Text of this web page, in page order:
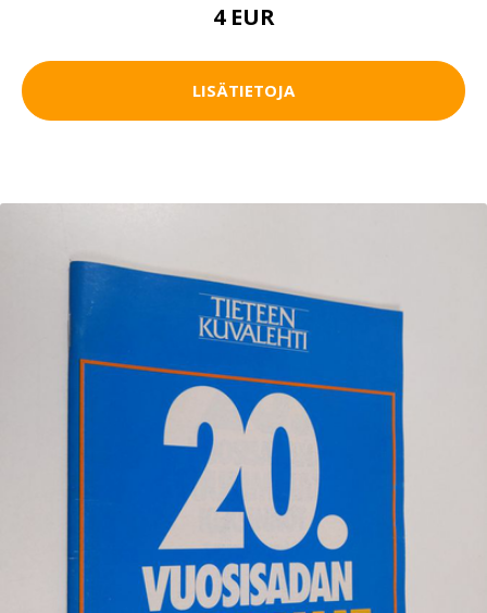
4 EUR
LISÄTIETOJA